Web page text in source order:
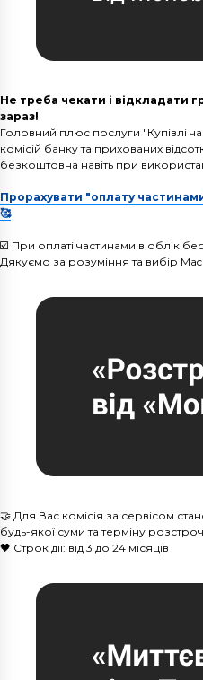
Не треба чекати і відкладати
зараз!
Головний плюс послуги "Купівлі
комісій банку та прихованих
безкоштовна навіть при
Прорахувати "оплату
🥰
☑️ При оплаті частинами в облік
Дякуємо за розуміння та вибір
🤝 Для Вас комісія за сервісом
будь-якої суми та терміну
🖤 Строк дії: від 3 до 24 місяців